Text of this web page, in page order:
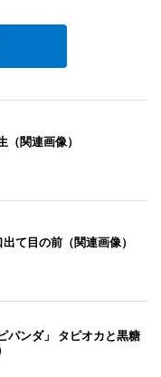
関連画像）
て目の前（関連画像）
パンダ」 タピオカと黒糖